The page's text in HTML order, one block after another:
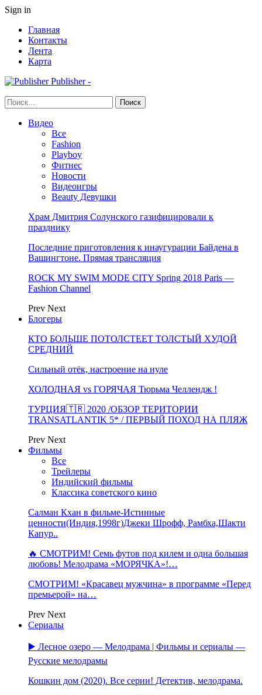
Sign in
Главная
Контакты
Лента
Карта
Publisher -
Видео
Все
Fashion
Playboy
Фитнес
Новости
Видеоигры
Beauty Девушки
Храм Дмитрия Солунского газифицировали к
празднику
Последние приготовления к инаугурации Байдена в
Вашингтоне. Прямая трансляция
ROCK MY SWIM MODE CITY Spring 2018 Paris —
Fashion Channel
Prev Next
Блогеры
КТО БОЛЬШЕ ПОТОЛСТЕЕТ ТОЛСТЫЙ ХУДОЙ
СРЕДНИЙ
Сильный отёк, настроение на нуле
ХОЛОДНАЯ vs ГОРЯЧАЯ Тюрьма Челлендж !
ТУРЦИЯ🇹🇷 2020 /ОБЗОР ТЕРИТОРИИ
TRANSATLANTIK 5* / ПЕРВЫЙ ПОХОД НА ПЛЯЖ
Prev Next
Фильмы
Все
Трейлеры
Индийский фильмы
Классика советского кино
Салман Кхан в фильме-Истинные
ценности(Индия,1998г)Джеки Шрофф, Рамбха,Шакти
Капур..
🔥 СМОТРИМ! Семь футов под килем и одна большая
любовь! Мелодрама «МОРЯЧКА»!…
СМОТРИМ! «Красавец мужчина» в программе «Перед
премьерой» на…
Prev Next
Сериалы
▶️ Лесное озеро — Мелодрама | Фильмы и сериалы —
Русские мелодрамы
Кошкин дом (2020). Все серии! Детектив, мелодрама.